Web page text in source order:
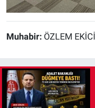
Muhabir: ÖZLEM EKİCİ